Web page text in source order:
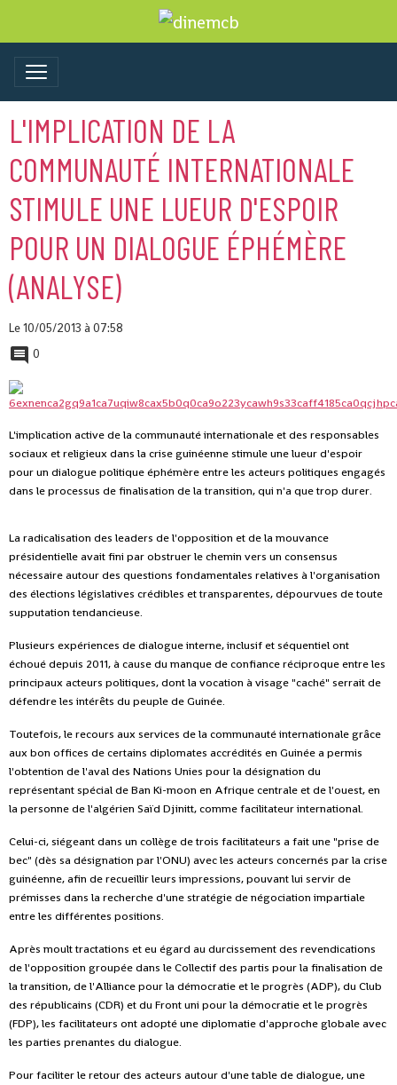
L'IMPLICATION DE LA
COMMUNAUTÉ INTERNATIONALE
STIMULE UNE LUEUR D'ESPOIR
POUR UN DIALOGUE ÉPHÉMÈRE
(ANALYSE)
Le 10/05/2013 à 07:58
0
L'implication active de la communauté internationale et des responsables
sociaux et religieux dans la crise guinéenne stimule une lueur d'espoir
pour un dialogue politique éphémère entre les acteurs politiques engagés
dans le processus de finalisation de la transition, qui n'a que trop durer.
La radicalisation des leaders de l'opposition et de la mouvance
présidentielle avait fini par obstruer le chemin vers un consensus
nécessaire autour des questions fondamentales relatives à l'organisation
des élections législatives crédibles et transparentes, dépourvues de toute
supputation tendancieuse.
Plusieurs expériences de dialogue interne, inclusif et séquentiel ont
échoué depuis 2011, à cause du manque de confiance réciproque entre les
principaux acteurs politiques, dont la vocation à visage "caché" serrait de
défendre les intérêts du peuple de Guinée.
Toutefois, le recours aux services de la communauté internationale grâce
aux bon offices de certains diplomates accrédités en Guinée a permis
l'obtention de l'aval des Nations Unies pour la désignation du
représentant spécial de Ban Ki-moon en Afrique centrale et de l'ouest, en
la personne de l'algérien Saïd Djinitt, comme facilitateur international.
Celui-ci, siégeant dans un collège de trois facilitateurs a fait une "prise de
bec" (dès sa désignation par l'ONU) avec les acteurs concernés par la crise
guinéenne, afin de recueillir leurs impressions, pouvant lui servir de
prémisses dans la recherche d'une stratégie de négociation impartiale
entre les différentes positions.
Après moult tractations et eu égard au durcissement des revendications
de l'opposition groupée dans le Collectif des partis pour la finalisation de
la transition, de l'Alliance pour la démocratie et le progrès (ADP), du Club
des républicains (CDR) et du Front uni pour la démocratie et le progrès
(FDP), les facilitateurs ont adopté une diplomatie d'approche globale avec
les parties prenantes du dialogue.
Pour faciliter le retour des acteurs autour d'une table de dialogue, une